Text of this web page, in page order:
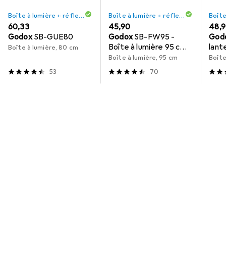
Boîte à lumière + réflecteur
EUR
60,33
Godox SB-GUE80
Boîte à lumière, 80 cm
53
Boîte à lumière + réflecteur
EUR
45,90
Godox SB-FW95 -
Boîte à lumière 95 cm
avec grille 95 cm
Boîte à lumière, 95 cm
70
EUR